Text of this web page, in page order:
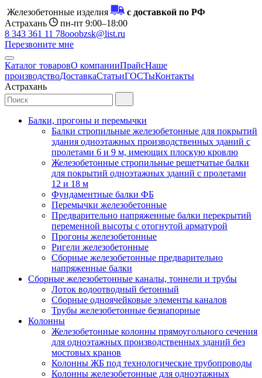
Железобетонные изделия
с доставкой по РФ
Астрахань
пн-пт 9:00–18:00
8 343 361 11 78ooobzsk@list.ru
Перезвоните мне
Каталог товаровО компанииПрайсНаше
производствоДоставкаСтатьиГОСТыКонтакты
Астрахань
Балки, прогоны и перемычки
Балки стропильные железобетонные для покрытий
здания одноэтажных производственных зданий с
пролетами 6 и 9 м, имеющих плоскую кровлю
Железобетонные стропильные решетчатые балки
для покрытий одноэтажных зданий с пролетами
12 и 18 м
Фундаментные балки ФБ
Перемычки железобетонные
Предварительно напряженные балки перекрытий
переменной высоты с отогнутой арматурой
Прогоны железобетонные
Ригели железобетонные
Сборные железобетонные предварительно
напряженные балки
Сборные железобетонные каналы, тоннели и трубы
Лоток водоотводный бетонный
Сборные одноячейковые элементы каналов
Трубы железобетонные безнапорные
Колонны
Железобетонные колонны прямоугольного сечения
для одноэтажных производственных зданий без
мостовых кранов
Колонны ЖБ под технологические трубопроводы
Колонны железобетонные для одноэтажных